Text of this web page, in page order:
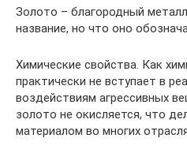
Золото – благородный
название, но что оно
Химические свойства. Как
практически не вступает в
воздействиям агрессивных
золото не окисляется, что
материалом во многих